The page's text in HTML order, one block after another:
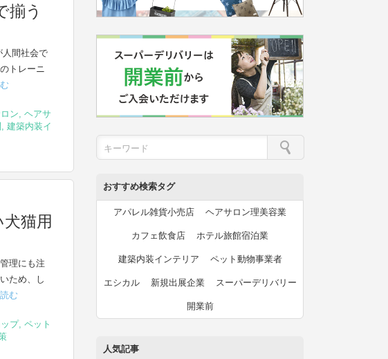
揃う
人間社会で
トレーニ
ン, ヘアサ
, 建築内装イ
猫用
理にも注
ため、し
む
プ, ペット
おすすめ検索タグ
アパレル雑貨小売店 ヘアサロン理美容業
カフェ飲食店 ホテル旅館宿泊業
建築内装インテリア ペット動物事業者
エシカル 新規出展企業 スーパーデリバリー
開業前
人気記事